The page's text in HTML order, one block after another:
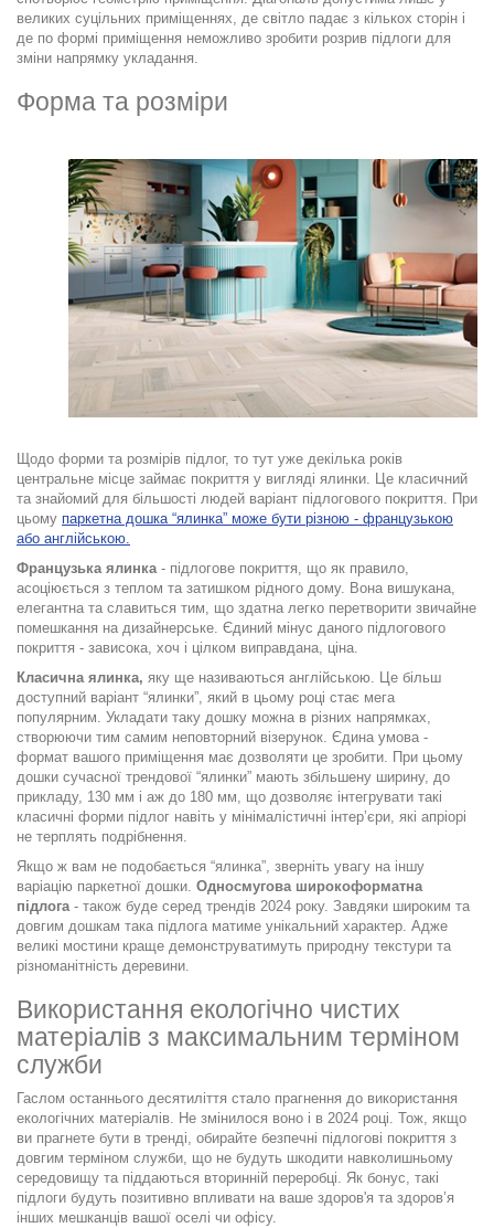
великих суцільних приміщеннях, де світло падає з кількох сторін і
де по формі приміщення неможливо зробити розрив підлоги для
зміни напрямку укладання.
Форма та розміри
Щодо форми та розмірів підлог, то тут уже декілька років
центральне місце займає покриття у вигляді ялинки. Це класичний
та знайомий для більшості людей варіант підлогового покриття. При
цьому паркетна дошка “ялинка” може бути різною - французькою
або англійською.
Французька ялинка - підлогове покриття, що як правило,
асоціюється з теплом та затишком рідного дому. Вона вишукана,
елегантна та славиться тим, що здатна легко перетворити звичайне
помешкання на дизайнерське. Єдиний мінус даного підлогового
покриття - зависока, хоч і цілком виправдана, ціна.
Класична ялинка, яку ще називаються англійською. Це більш
доступний варіант “ялинки”, який в цьому році стає мега
популярним. Укладати таку дошку можна в різних напрямках,
створюючи тим самим неповторний візерунок. Єдина умова -
формат вашого приміщення має дозволяти це зробити. При цьому
дошки сучасної трендової “ялинки” мають збільшену ширину, до
прикладу, 130 мм і аж до 180 мм, що дозволяє інтегрувати такі
класичні форми підлог навіть у мінімалістичні інтер’єри, які апріорі
не терплять подрібнення.
Якщо ж вам не подобається “ялинка”, зверніть увагу на іншу
варіацію паркетної дошки. Односмугова широкоформатна
підлога- також буде серед трендів 2024 року. Завдяки широким та
довгим дошкам така підлога матиме унікальний характер. Адже
великі мостини краще демонструватимуть природну текстури та
різноманітність деревини.
Використання екологічно чистих
матеріалів з максимальним терміном
служби
Гаслом останнього десятиліття стало прагнення до використання
екологічних матеріалів. Не змінилося воно і в 2024 році. Тож, якщо
ви прагнете бути в тренді, обирайте безпечні підлогові покриття з
довгим терміном служби, що не будуть шкодити навколишньому
середовищу та піддаються вторинній переробці. Як бонус, такі
підлоги будуть позитивно впливати на ваше здоров'я та здоров’я
інших мешканців вашої оселі чи офісу.